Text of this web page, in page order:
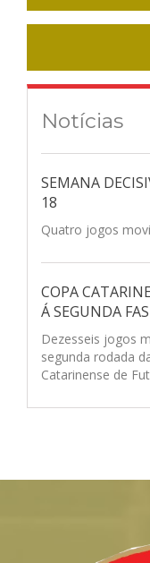
Notícias
SEMANA
18
Quatro jogos
COPA
Á SEGUNDA
Dezesseis jogos
segunda rodada
Catarinense de